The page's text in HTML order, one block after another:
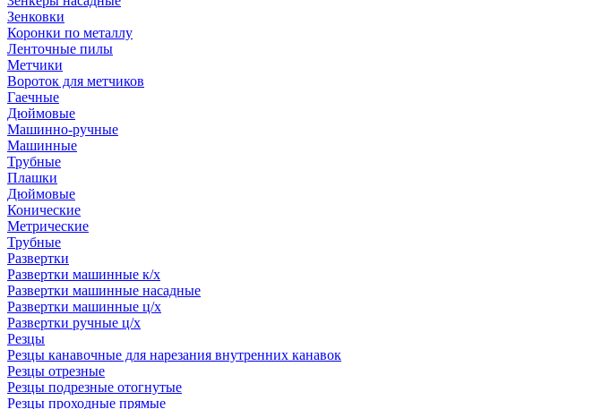
Зенковки
Коронки по металлу
Ленточные пилы
Метчики
Вороток для метчиков
Гаечные
Дюймовые
Машинно-ручные
Машинные
Трубные
Плашки
Дюймовые
Конические
Метрические
Трубные
Развертки
Развертки машинные к/х
Развертки машинные насадные
Развертки машинные ц/х
Развертки ручные ц/х
Резцы
Резцы канавочные для нарезания внутренних канавок
Резцы отрезные
Резцы подрезные отогнутые
Резцы проходные прямые